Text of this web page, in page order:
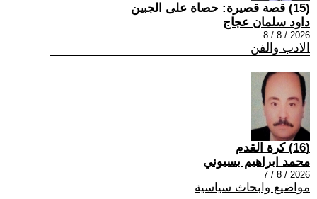
(15) قصة قصيرة: حصاة على الجبين
داود سلمان عجاج
2026 / 8 / 8
الادب والفن
(16) كرة القدم
محمد ابراهيم بسيوني
2026 / 8 / 7
مواضيع وابحاث سياسية